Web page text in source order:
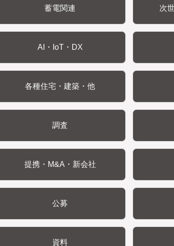
蓄電関連 次
AI・IoT・DX
各種住宅・建築・他
調査
提携・M&A・新会社
公募
資料